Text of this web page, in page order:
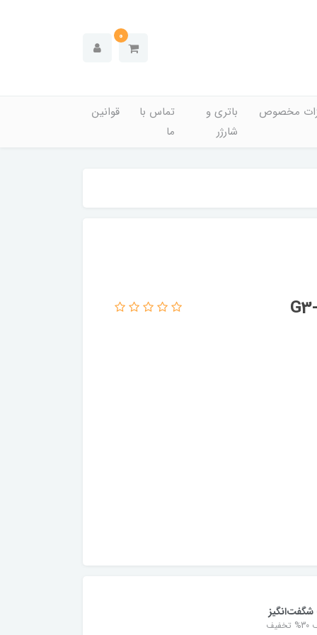
0
مخصوص
باتری و
شارژر
تماس با
ما
قوانین